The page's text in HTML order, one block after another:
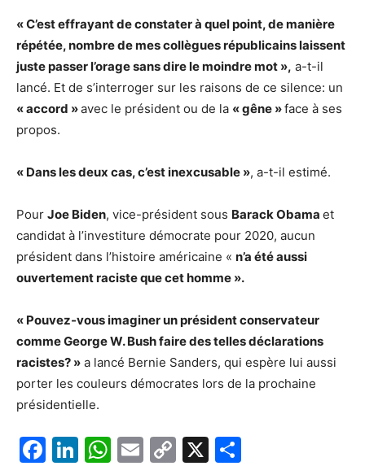
« C’est effrayant de constater à quel point, de manière
répétée, nombre de mes collègues républicains laissent
juste passer l’orage sans dire le moindre mot », a-t-il
lancé. Et de s’interroger sur les raisons de ce silence: un
« accord »avec le président ou de la « gêne »face à ses
propos.
« Dans les deux cas, c’est inexcusable », a-t-il estimé.
Pour Joe Biden, vice-président sous Barack Obama et
candidat à l’investiture démocrate pour 2020, aucun
président dans l’histoire américaine « n’a été aussi
ouvertement raciste que cet homme ».
« Pouvez-vous imaginer un président conservateur
comme George W. Bush faire des telles déclarations
racistes? » a lancé Bernie Sanders, qui espère lui aussi
porter les couleurs démocrates lors de la prochaine
présidentielle.
F
Li W E
C
X